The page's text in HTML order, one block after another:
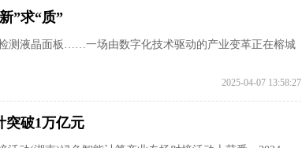
”求“质”
测液晶面板……一场由数字化技术驱动的产业变革正在榕城
2025-04-07 13:58:27
突破1万亿元